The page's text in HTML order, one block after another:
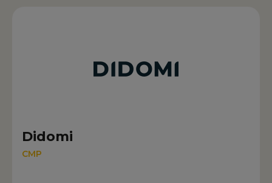
Didomi
CMP